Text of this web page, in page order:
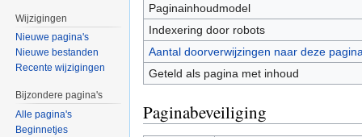
Paginainhoudmodel
Indexering door robots
Aantal doorverwijzingen naar deze
Geteld als pagina met inhoud
Paginabeveiliging
Wijzigingen
Nieuwe pagina's
Nieuwe bestanden
Recente wijzigingen
Bijzondere pagina's
Alle pagina's
Beginnetjes